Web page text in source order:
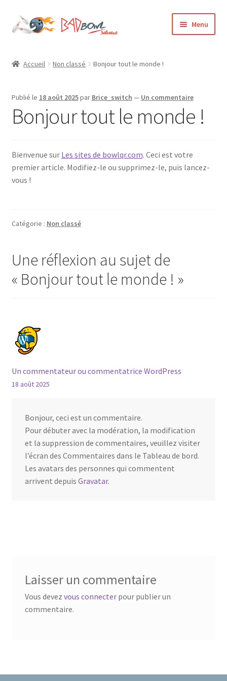
Aller
à
Aller
au
Menu
Mon compte
Solde de la carte-cadeau
Validation de la commande
Accueil Non classé Bonjour tout le monde !
Publié le 18 août 2025par Brice_switch — Un commentaire
Bonjour tout le monde !
Bienvenue sur Les sites de bowlqr.com. Ceci est votre
premier article. Modifiez-le ou supprimez-le, puis lancez-
vous !
Catégorie : Non classé
Une réflexion au sujet de
« Bonjour tout le monde ! »
Un commentateur ou commentatrice WordPress
18 août 2025
Bonjour, ceci est un commentaire.
Pour débuter avec la modération, la modification
et la suppression de commentaires, veuillez visiter
l’écran des Commentaires dans le Tableau de bord.
Les avatars des personnes qui commentent
arrivent depuis Gravatar.
Laisser un commentaire
Vous devez vous connecterpour publier un
commentaire.